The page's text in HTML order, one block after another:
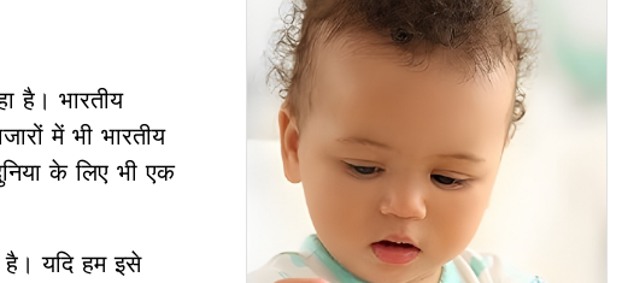
है। भारतीय
में भी भारतीय
के लिए भी एक
यदि हम इसे